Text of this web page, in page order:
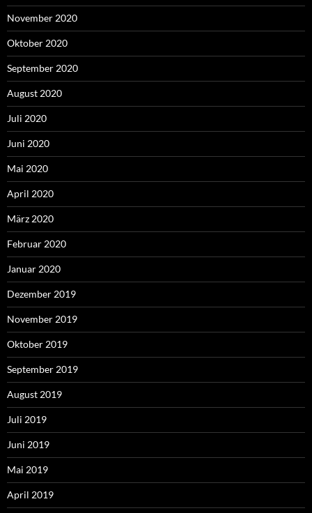
November 2020
Oktober 2020
September 2020
August 2020
Juli 2020
Juni 2020
Mai 2020
April 2020
März 2020
Februar 2020
Januar 2020
Dezember 2019
November 2019
Oktober 2019
September 2019
August 2019
Juli 2019
Juni 2019
Mai 2019
April 2019